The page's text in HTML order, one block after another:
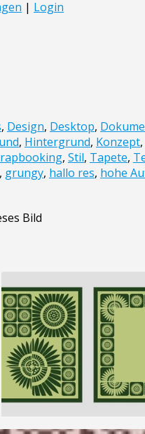
, Design, Desktop,
, Hintergrund, Konzept,
, Stil, Tapete,
, grungy, hallo res, hohe
Bild